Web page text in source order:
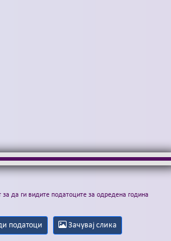
за да ги видите податоците за одредена година
податоци Зачувај слика